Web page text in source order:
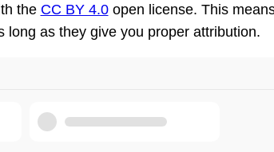
the CC BY 4.0open license. This
long as they give you proper attribution.